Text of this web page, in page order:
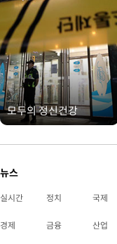
모두의 정신건강
뉴스
실시간 정치 국제
경제 금융 산업